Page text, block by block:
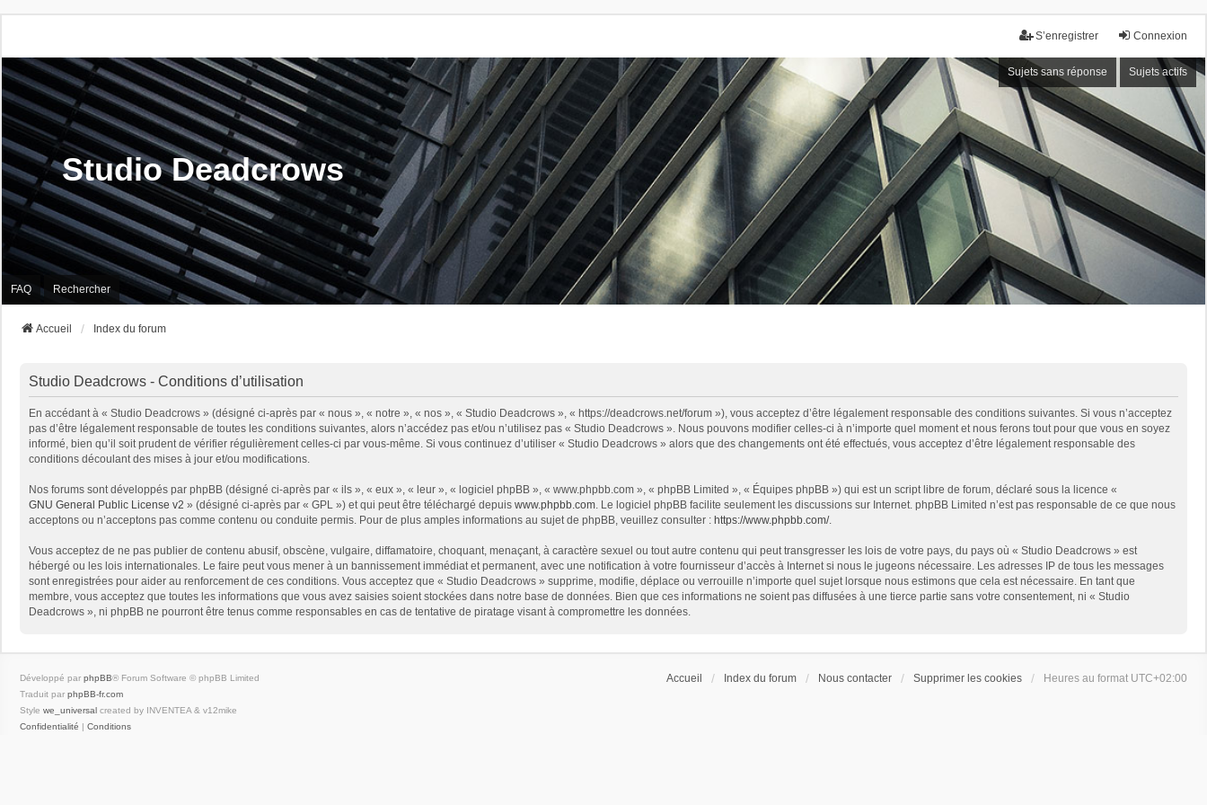
Connexion
S’enregistrer
Sujets sans réponse Sujets actifs
Studio Deadcrows
FAQ Rechercher
Accueil Index du forum
Studio Deadcrows - Conditions d’utilisation
En accédant à « Studio Deadcrows » (désigné ci-après par « nous », « notre », « nos », « Studio Deadcrows », « https://deadcrows.net/forum »), vous acceptez d’être légalement responsable des conditions suivantes. Si vous n’acceptez
pas d’être légalement responsable de toutes les conditions suivantes, alors n’accédez pas et/ou n’utilisez pas « Studio Deadcrows ». Nous pouvons modifier celles-ci à n’importe quel moment et nous ferons tout pour que vous en soyez
informé, bien qu’il soit prudent de vérifier régulièrement celles-ci par vous-même. Si vous continuez d’utiliser « Studio Deadcrows » alors que des changements ont été effectués, vous acceptez d’être légalement responsable des
conditions découlant des mises à jour et/ou modifications.
Nos forums sont développés par phpBB (désigné ci-après par « ils », « eux », « leur », « logiciel phpBB », « www.phpbb.com », « phpBB Limited », « Équipes phpBB ») qui est un script libre de forum, déclaré sous la licence «
GNU General Public License v2 » (désigné ci-après par « GPL ») et qui peut être téléchargé depuis www.phpbb.com. Le logiciel phpBB facilite seulement les discussions sur Internet. phpBB Limited n’est pas responsable de ce que nous
acceptons ou n’acceptons pas comme contenu ou conduite permis. Pour de plus amples informations au sujet de phpBB, veuillez consulter : https://www.phpbb.com/.
Vous acceptez de ne pas publier de contenu abusif, obscène, vulgaire, diffamatoire, choquant, menaçant, à caractère sexuel ou tout autre contenu qui peut transgresser les lois de votre pays, du pays où « Studio Deadcrows » est
hébergé ou les lois internationales. Le faire peut vous mener à un bannissement immédiat et permanent, avec une notification à votre fournisseur d’accès à Internet si nous le jugeons nécessaire. Les adresses IP de tous les messages
sont enregistrées pour aider au renforcement de ces conditions. Vous acceptez que « Studio Deadcrows » supprime, modifie, déplace ou verrouille n’importe quel sujet lorsque nous estimons que cela est nécessaire. En tant que
membre, vous acceptez que toutes les informations que vous avez saisies soient stockées dans notre base de données. Bien que ces informations ne soient pas diffusées à une tierce partie sans votre consentement, ni « Studio
Deadcrows », ni phpBB ne pourront être tenus comme responsables en cas de tentative de piratage visant à compromettre les données.
Accueil Index du forum Nous contacter Supprimer les cookies Heures au format UTC+02:00
Développé par phpBB® Forum Software © phpBB Limited
Traduit par phpBB-fr.com
Style we_universal created by INVENTEA & v12mike
Confidentialité | Conditions